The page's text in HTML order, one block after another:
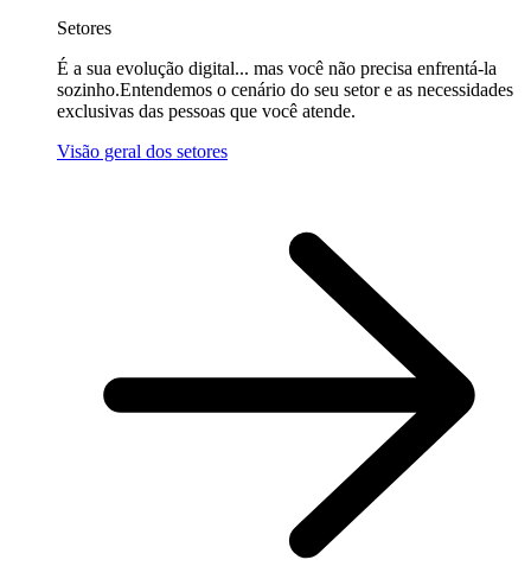
Setores
É a sua evolução digital... mas você não precisa enfrentá-la
sozinho.Entendemos o cenário do seu setor e as necessidades
exclusivas das pessoas que você atende.
Visão geral dos setores